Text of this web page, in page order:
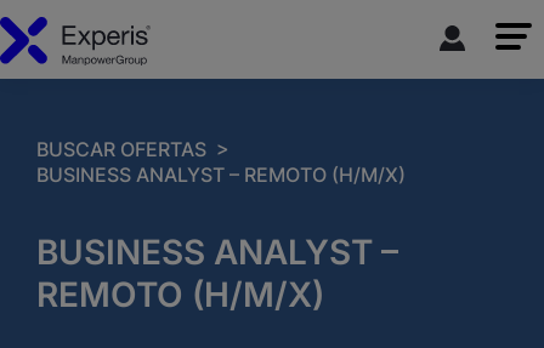
BUSCAR OFERTAS >
BUSINESS ANALYST – REMOTO (H/M/X)
BUSINESS ANALYST –
REMOTO (H/M/X)